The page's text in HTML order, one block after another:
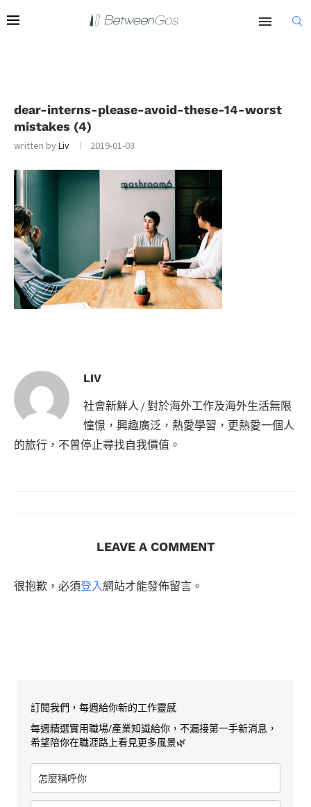
dear-interns-please-avoid-these-14-worst
mistakes (4)
written byLiv 2019-01-03
LIV
社會新鮮人 / 對於海外工作及海外生活無限
憧憬，興趣廣泛，熱愛學習，更熱愛一個人
的旅行，不曾停止尋找自我價值。
LEAVE A COMMENT
很抱歉，必須登入網站才能發佈留言。
訂閱我們，每週給你新的工作靈感
每週精選實用職場/產業知識給你，不漏接第一手新消息，
希望陪你在職涯路上看見更多風景🌿